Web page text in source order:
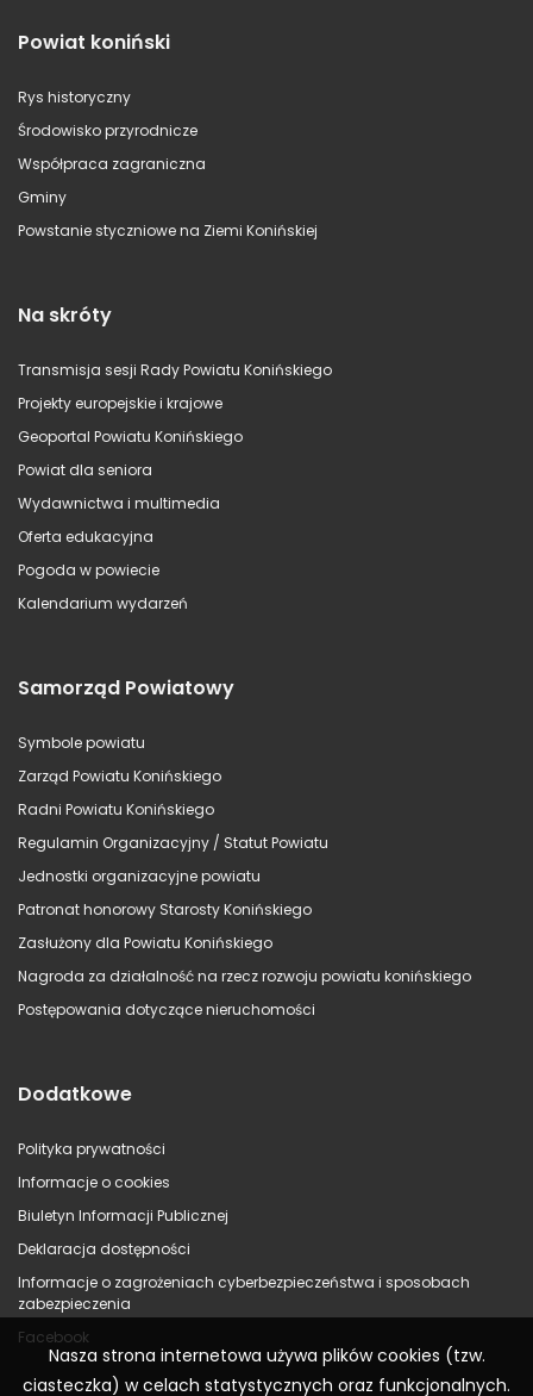
Powiat koniński
Rys historyczny
Środowisko przyrodnicze
Współpraca zagraniczna
Gminy
Powstanie styczniowe na Ziemi Konińskiej
Na skróty
Transmisja sesji Rady Powiatu Konińskiego
Projekty europejskie i krajowe
Geoportal Powiatu Konińskiego
Powiat dla seniora
Wydawnictwa i multimedia
Oferta edukacyjna
Pogoda w powiecie
Kalendarium wydarzeń
Samorząd Powiatowy
Symbole powiatu
Zarząd Powiatu Konińskiego
Radni Powiatu Konińskiego
Regulamin Organizacyjny / Statut Powiatu
Jednostki organizacyjne powiatu
Patronat honorowy Starosty Konińskiego
Zasłużony dla Powiatu Konińskiego
Nagroda za działalność na rzecz rozwoju powiatu konińskiego
Postępowania dotyczące nieruchomości
Dodatkowe
Polityka prywatności
Informacje o cookies
Biuletyn Informacji Publicznej
Deklaracja dostępności
Informacje o zagrożeniach cyberbezpieczeństwa i sposobach
zabezpieczenia
Facebook
Nasza strona internetowa używa plików cookies (tzw.
ciasteczka) w celach statystycznych oraz funkcjonalnych.